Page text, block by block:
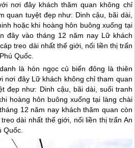
nơi đây khách thăm quan không chỉ
quan tuyệt đẹp như: Dinh cậu, bãi dài,
hoặc khi hoàng hôn buông xuống tại
đây vào tháng 12 năm nay Lữ khách
treo dài nhất thế giới, nối liền thị trấn
Quốc.
là hòn ngọc củ biển đông là thiên
nơi đây Lữ khách không chỉ tham quan
đẹp như: Dinh cậu, bãi dài, suối tranh
hoàng hôn buông xuống tại làng chài
12 năm nay khách thăm quan còn
dài nhất thế giới, nối liền thị trấn An
Quốc.